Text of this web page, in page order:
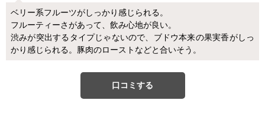
ベリー系フルーツがしっかり感じられる。
フルーティーさがあって、飲み心地が良い。
渋みが突出するタイプじゃないので、ブドウ本来の果実香がしっ
かり感じられる。豚肉のローストなどと合いそう。
口コミする